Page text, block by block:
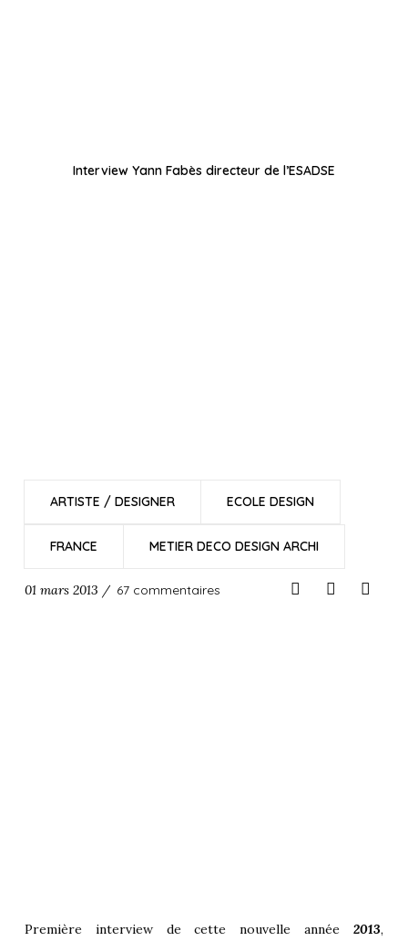
Interview Yann Fabès directeur de l’ESADSE
ARTISTE / DESIGNER ECOLE DESIGN
FRANCE METIER DECO DESIGN ARCHI
01 mars 2013 / 67 commentaires
Première interview de cette nouvelle année2013,